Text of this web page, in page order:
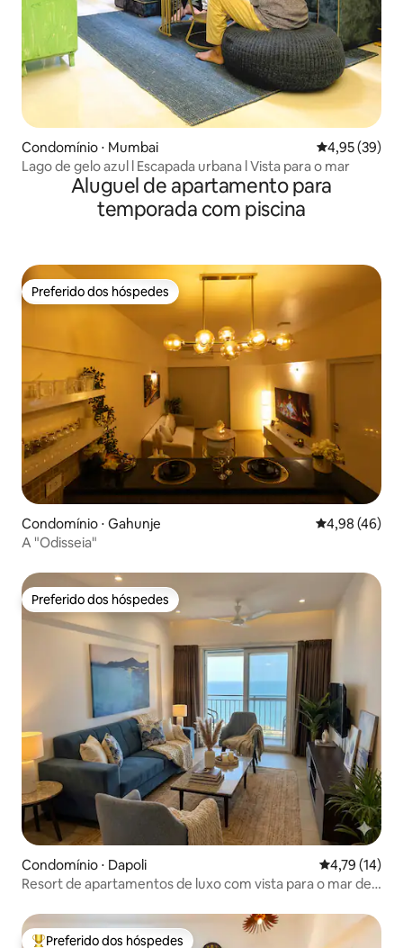
Condomínio ⋅ Mumbai 4,95 de uma
4,95 (39)
Lago de gelo azul l Escapada urbana l Vista para o mar
Aluguel de apartamento para
temporada com piscina
Preferido dos hóspedes
Preferido dos hóspedes
Condomínio ⋅ Gahunje 4,98 de uma
4,98 (46)
A "Odisseia"
Preferido dos hóspedes
Preferido dos hóspedes
Condomínio ⋅ Dapoli 4,79 de uma
4,79 (14)
Resort de apartamentos de luxo com vista para o mar de 2
Preferido dos hóspedes